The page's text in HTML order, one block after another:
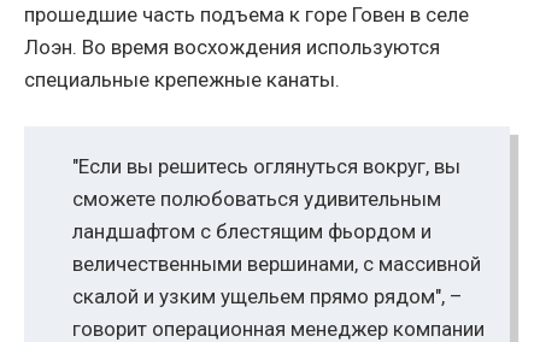
прошедшие часть подъема к горе Говен в селе
Лоэн. Во время восхождения используются
специальные крепежные канаты.
"Если вы решитесь оглянуться вокруг, вы
сможете полюбоваться удивительным
ландшафтом с блестящим фьордом и
величественными вершинами, с массивной
скалой и узким ущельем прямо рядом", –
говорит операционная менеджер компании